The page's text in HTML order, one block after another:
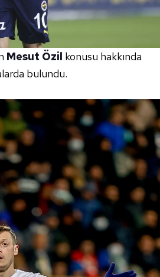
Mesut Özil konusu hakkında
bulundu.